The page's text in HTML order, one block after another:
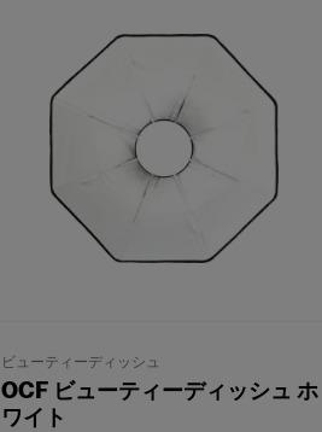
ビューティーディッシュ
OCF ビューティーディッシュ ホ
ワイト